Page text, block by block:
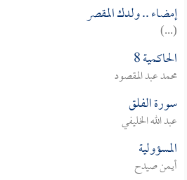
إمضاء .. ولدك المقصر
(...)
الحاكمية 8
محمد عبد المقصود
سورة الفلق
عبد الله الخليفي
المسؤولية
أيمن صيدح